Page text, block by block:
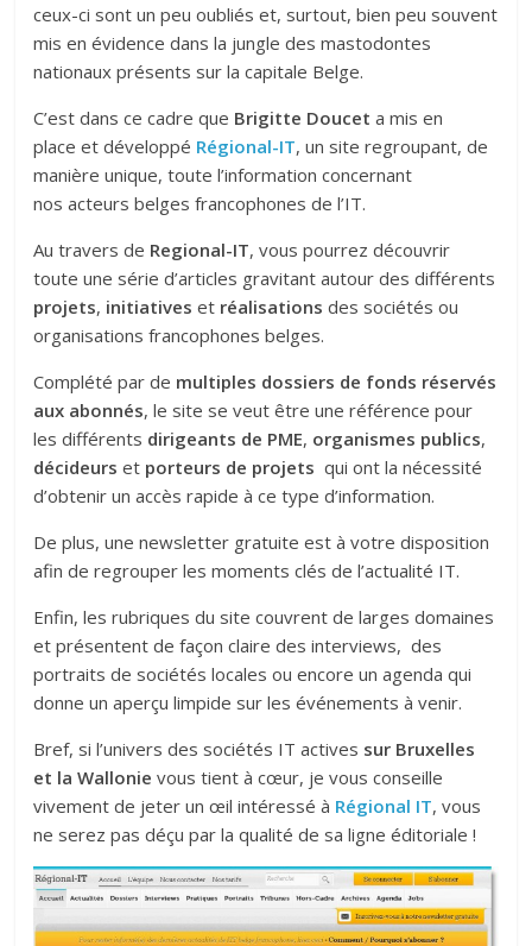
ceux-ci sont un peu oubliés et, surtout, bien peu souvent
mis en évidence dans la jungle des mastodontes
nationaux présents sur la capitale Belge.
C’est dans ce cadre que Brigitte Doucet a mis en
place et développé Régional-IT, un site regroupant, de
manière unique, toute l’information concernant
nos acteurs belges francophones de l’IT.
Au travers de Regional-IT, vous pourrez découvrir
toute une série d’articles gravitant autour des différents
projets, initiatives et réalisations des sociétés ou
organisations francophones belges.
Complété par de multiples dossiers de fonds réservés
aux abonnés, le site se veut être une référence pour
les différents dirigeants de PME, organismes publics,
décideurs et porteurs de projets qui ont la nécessité
d’obtenir un accès rapide à ce type d’information.
De plus, une newsletter gratuite est à votre disposition
afin de regrouper les moments clés de l’actualité IT.
Enfin, les rubriques du site couvrent de larges domaines
et présentent de façon claire des interviews, des
portraits de sociétés locales ou encore un agenda qui
donne un aperçu limpide sur les événements à venir.
Bref, si l’univers des sociétés IT actives sur Bruxelles
et la Wallonie vous tient à cœur, je vous conseille
vivement de jeter un œil intéressé à Régional IT, vous
ne serez pas déçu par la qualité de sa ligne éditoriale !